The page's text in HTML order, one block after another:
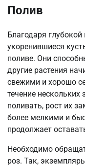
Полив
Благодаря
укоренившиеся
поливе. Они
другие растения
свежими и хорошо
течение
поливать, рост их
более мелкими и
продолжает
Необходимо
роз. Так,